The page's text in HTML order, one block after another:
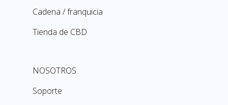
Cadena / franquicia
Tienda de CBD
NOSOTROS
Soporte